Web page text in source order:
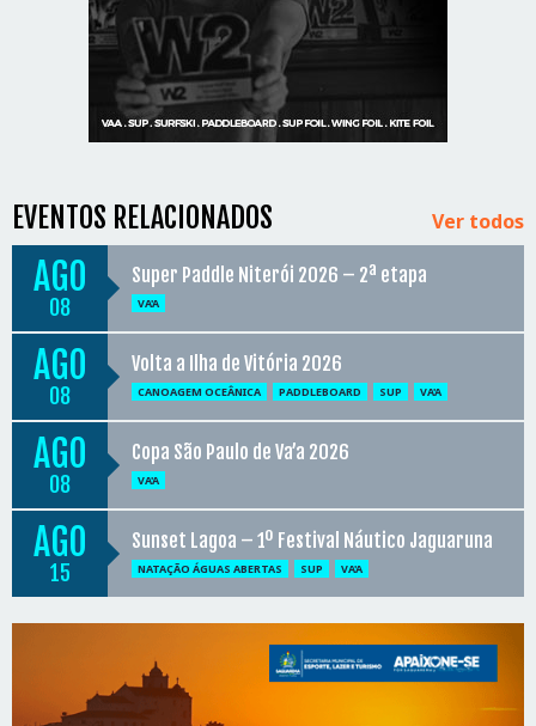
EVENTOS RELACIONADOS Ver todos
AGO
08
Super Paddle Niterói 2026 – 2ª etapa
VA'A
AGO
08
Volta a Ilha de Vitória 2026
CANOAGEM OCEÂNICA PADDLEBOARD SUP VA'A
AGO
08
Copa São Paulo de Va’a 2026
VA'A
AGO
15
Sunset Lagoa – 1º Festival Náutico Jaguaruna
NATAÇÃO ÁGUAS ABERTAS SUP VA'A